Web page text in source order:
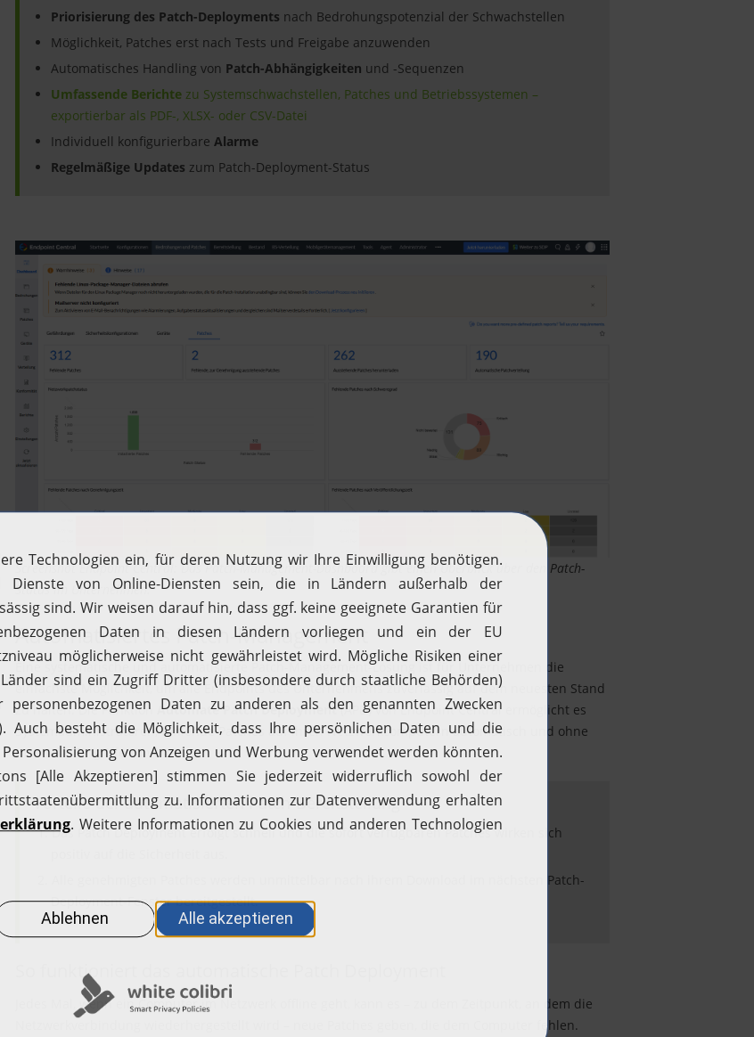
Priorisierung des Patch-Deployments nach Bedrohungspotenzial der Schwachstellen
Möglichkeit, Patches erst nach Tests und Freigabe anzuwenden
Automatisches Handling von Patch-Abhängigkeiten und -Sequenzen
Umfassende Berichte zu Systemschwachstellen, Patches und Betriebssystemen –
exportierbar als PDF-, XLSX- oder CSV-Datei
Individuell konfigurierbareAlarme
Regelmäßige Updates zum Patch-Deployment-Status
Screenshot Endpoint Central: Das Patch-Management-Dashboard gibt einen Überblick über den Patch-
Status im Unternehmen.
Automatisiertes Patch-Management
Eine systematische und automatisierte Patch-Management-Lösung ist für Unternehmen die
einfachste Möglichkeit, um alle Endpoints des Unternehmens zuverlässig auf dem neuesten Stand
zu halten. Die Funktion
Automate Patch Deployment(APD) von Endpoint Central ermöglicht es
Systemadministratoren, fehlende Patches auf ihren Netzwerkcomputern automatisch und ohne
manuelle Eingriffe zu verteilen.
Vorteile der automatisierten Patch-Bereitstellung
Das Patch Deployment erfolgt schnell und die sofort verfügbaren Patches wirken sich
Alle genehmigten Patches werden unmittelbar nach ihrem Download im nächsten Patch-
Deployment-Fenster bereitgestellt.
So funktioniert das automatische Patch Deployment
Jedes Mal, wenn ein Computer im Netzwerk offline geht, kann es – zu dem Zeitpunkt, an dem die
Netzwerkverbindung wiederhergestellt wird – neue Patches geben, die dem Computer fehlen.